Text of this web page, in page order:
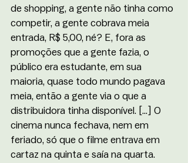
de shopping, a gente não tinha como
competir, a gente cobrava meia
entrada, R$ 5,00, né? E, fora as
promoções que a gente fazia, o
público era estudante, em sua
maioria, quase todo mundo pagava
meia, então a gente via o que a
distribuidora tinha disponível. [...] O
cinema nunca fechava, nem em
feriado, só que o filme entrava em
cartaz na quinta e saía na quarta.